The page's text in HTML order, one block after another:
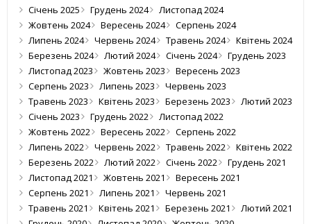
Січень 2025
Грудень 2024
Листопад 2024
Жовтень 2024
Вересень 2024
Серпень 2024
Липень 2024
Червень 2024 Травень 2024
Квітень 2024
Березень 2024
Лютий 2024 Січень 2024
Грудень 2023
Листопад 2023
Жовтень 2023
Вересень 2023
Серпень 2023
Липень 2023
Червень 2023
Травень 2023
Квітень 2023 Березень 2023
Лютий 2023
Січень 2023
Грудень 2022
Листопад 2022
Жовтень 2022
Вересень 2022
Серпень 2022
Липень 2022
Червень 2022 Травень 2022
Квітень 2022
Березень 2022
Лютий 2022 Січень 2022
Грудень 2021
Листопад 2021
Жовтень 2021
Вересень 2021
Серпень 2021
Липень 2021
Червень 2021
Травень 2021
Квітень 2021 Березень 2021
Лютий 2021